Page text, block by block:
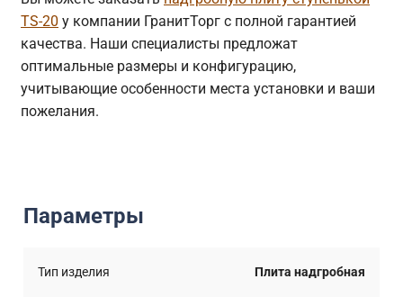
TS-20 у компании ГранитТорг с полной гарантией
качества. Наши специалисты предложат
оптимальные размеры и конфигурацию,
учитывающие особенности места установки и ваши
пожелания.
Параметры
Тип изделия Плита надгробная